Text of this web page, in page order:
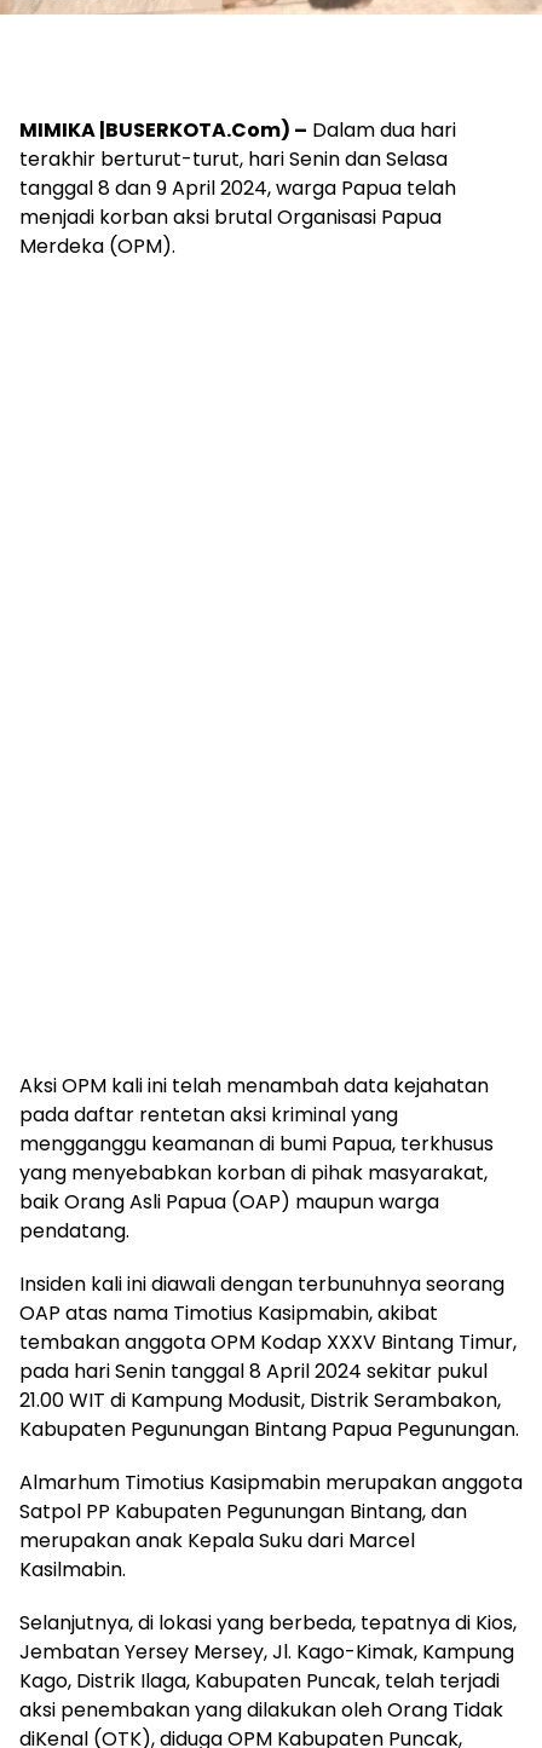
MIMIKA |BUSERKOTA.Com) – Dalam dua hari
terakhir berturut-turut, hari Senin dan Selasa
tanggal 8 dan 9 April 2024, warga Papua telah
menjadi korban aksi brutal Organisasi Papua
Merdeka (OPM).
Aksi OPM kali ini telah menambah data kejahatan
pada daftar rentetan aksi kriminal yang
mengganggu keamanan di bumi Papua, terkhusus
yang menyebabkan korban di pihak masyarakat,
baik Orang Asli Papua (OAP) maupun warga
pendatang.
Insiden kali ini diawali dengan terbunuhnya seorang
OAP atas nama Timotius Kasipmabin, akibat
tembakan anggota OPM Kodap XXXV Bintang Timur,
pada hari Senin tanggal 8 April 2024 sekitar pukul
21.00 WIT di Kampung Modusit, Distrik Serambakon,
Kabupaten Pegunungan Bintang Papua Pegunungan.
Almarhum Timotius Kasipmabin merupakan anggota
Satpol PP Kabupaten Pegunungan Bintang, dan
merupakan anak Kepala Suku dari Marcel
Kasilmabin.
Selanjutnya, di lokasi yang berbeda, tepatnya di Kios,
Jembatan Yersey Mersey, Jl. Kago-Kimak, Kampung
Kago, Distrik Ilaga, Kabupaten Puncak, telah terjadi
aksi penembakan yang dilakukan oleh Orang Tidak
diKenal (OTK), diduga OPM Kabupaten Puncak,